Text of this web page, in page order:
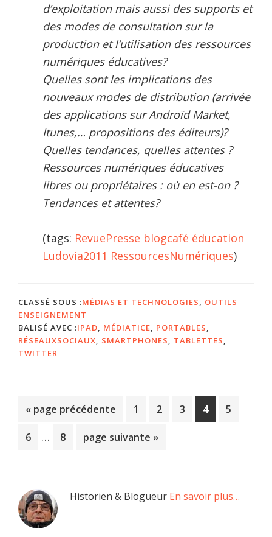
d’exploitation mais aussi des supports et
des modes de consultation sur la
production et l’utilisation des ressources
numériques éducatives?
Quelles sont les implications des
nouveaux modes de distribution (arrivée
des applications sur Androïd Market,
Itunes,… propositions des éditeurs)?
Quelles tendances, quelles attentes ?
Ressources numériques éducatives
libres ou propriétaires : où en est-on ?
Tendances et attentes?
(tags: RevuePresse blogcafé éducation
Ludovia2011 RessourcesNumériques)
CLASSÉ SOUS :MÉDIAS ET TECHNOLOGIES
OUTILS
ENSEIGNEMENT
BALISÉ AVEC :IPAD MÉDIATICE PORTABLES
RÉSEAUXSOCIAUX
SMARTPHONES TABLETTES
TWITTER
« Aller
page précédente Page
1 Page
2 Page
3 Page
4 Page
5
Page
6
Pages
… Page
8
Aller
page suivante »
Barre
latérale
Historien & Blogueur En savoir plus…